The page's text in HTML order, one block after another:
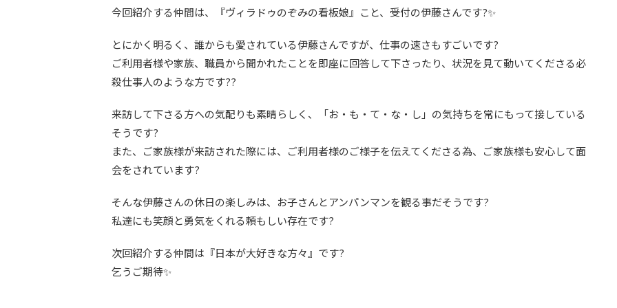
今回紹介する仲間は、『ヴィラドゥのぞみの看板娘』こと、受付の伊藤さんです?✨
とにかく明るく、誰からも愛されている伊藤さんですが、仕事の速さもすごいです?
ご利用者様や家族、職員から聞かれたことを即座に回答して下さったり、状況を見て動いてくださる必
殺仕事人のような方です??
来訪して下さる方への気配りも素晴らしく、「お・も・て・な・し」の気持ちを常にもって接している
そうです?
また、ご家族様が来訪された際には、ご利用者様のご様子を伝えてくださる為、ご家族様も安心して面
会をされています?
そんな伊藤さんの休日の楽しみは、お子さんとアンパンマンを観る事だそうです?
私達にも笑顔と勇気をくれる頼もしい存在です?
次回紹介する仲間は『日本が大好きな方々』です?
乞うご期待✨